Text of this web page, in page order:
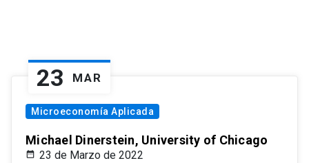
23 MAR
Microeconomía Aplicada
Michael Dinerstein, University of Chicago
23 de Marzo de 2022